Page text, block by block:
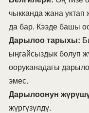
чыкканда жана уктап
да бар. Кээде башы
Дарылоо тарыхы:
ыңгайсыздык болуп
ооруканадагы
эмес.
Дарылоонун
жүргүзүлдү.